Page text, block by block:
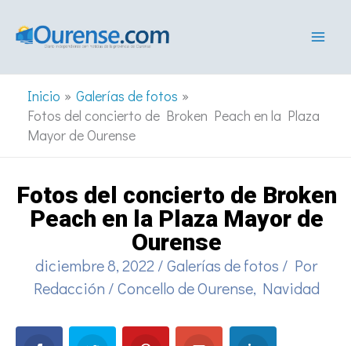
Inicio
Galerías de fotos
Fotos del concierto de Broken Peach en la Plaza
Mayor de Ourense
Fotos del concierto de Broken
Peach en la Plaza Mayor de
Ourense
diciembre 8, 2022 /Galerías de fotos / Por
Redacción /Concello de Ourense, Navidad